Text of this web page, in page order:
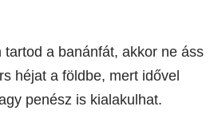
tartod a banánfát, akkor ne áss
héjat a földbe, mert idővel
penész is kialakulhat.